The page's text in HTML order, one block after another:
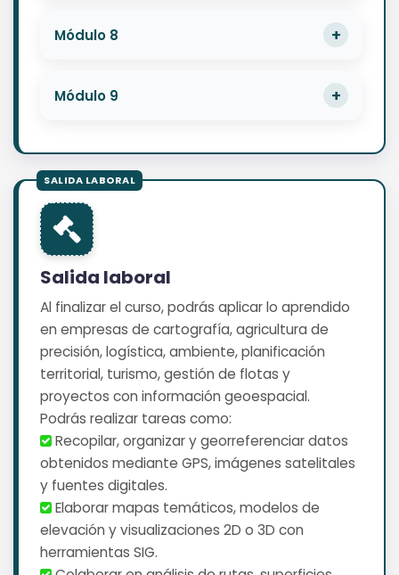
Módulo 8
Módulo 9
Salida laboral
Al finalizar el curso, podrás aplicar lo aprendido
en empresas de cartografía, agricultura de
precisión, logística, ambiente, planificación
territorial, turismo, gestión de flotas y
proyectos con información geoespacial.
Podrás realizar tareas como:
️ Recopilar, organizar y georreferenciar datos
obtenidos mediante GPS, imágenes satelitales
y fuentes digitales.
️ Elaborar mapas temáticos, modelos de
elevación y visualizaciones 2D o 3D con
herramientas SIG.